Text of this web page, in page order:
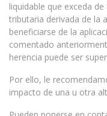
liquidable que exceda
tributaria derivada de la
beneficiarse de la
comentado
herencia puede ser
Por ello, le
impacto de una u otra